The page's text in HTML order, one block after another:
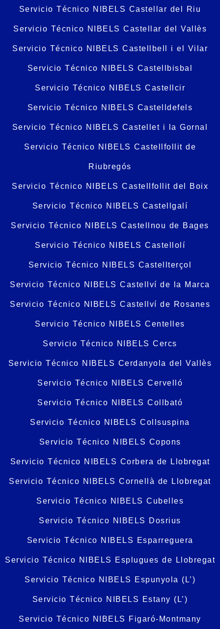
Servicio Técnico NIBELS Castellar del Riu
Servicio Técnico NIBELS Castellar del Vallès
Servicio Técnico NIBELS Castellbell i el Vilar
Servicio Técnico NIBELS Castellbisbal
Servicio Técnico NIBELS Castellcir
Servicio Técnico NIBELS Castelldefels
Servicio Técnico NIBELS Castellet i la Gornal
Servicio Técnico NIBELS Castellfollit de
Riubregós
Servicio Técnico NIBELS Castellfollit del Boix
Servicio Técnico NIBELS Castellgalí
Servicio Técnico NIBELS Castellnou de Bages
Servicio Técnico NIBELS Castellolí
Servicio Técnico NIBELS Castellterçol
Servicio Técnico NIBELS Castellví de la Marca
Servicio Técnico NIBELS Castellví de Rosanes
Servicio Técnico NIBELS Centelles
Servicio Técnico NIBELS Cercs
Servicio Técnico NIBELS Cerdanyola del Vallès
Servicio Técnico NIBELS Cervelló
Servicio Técnico NIBELS Collbató
Servicio Técnico NIBELS Collsuspina
Servicio Técnico NIBELS Copons
Servicio Técnico NIBELS Corbera de Llobregat
Servicio Técnico NIBELS Cornellà de Llobregat
Servicio Técnico NIBELS Cubelles
Servicio Técnico NIBELS Dosrius
Servicio Técnico NIBELS Esparreguera
Servicio Técnico NIBELS Esplugues de Llobregat
Servicio Técnico NIBELS Espunyola (L’)
Servicio Técnico NIBELS Estany (L’)
Servicio Técnico NIBELS Figaró-Montmany